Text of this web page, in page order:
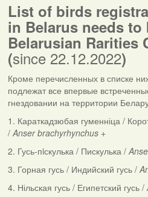
List of birds
in Belarusneeds to
Belarusian Rarities
(since 22.12.2022)
Кроме перечисленных в списке
подлежат все впервые
гнездовании на территории
1. Караткадзюбая гуменніца /
/Anser brachyrhynchus +
2. Гусь-пiскулька / Пискулька /
3. Горная гусь / Индийский гусь /
4. Нільская гусь / Египетский гусь /